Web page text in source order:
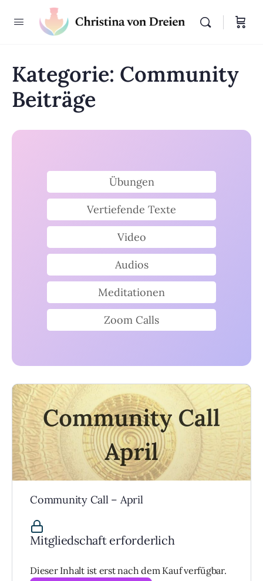
Kategorie: Community
Beiträge
Übungen
Vertiefende Texte
Video
Audios
Meditationen
Zoom Calls
Community Call – April
Mitgliedschaft erforderlich
Dieser Inhalt ist erst nach dem Kauf verfügbar.